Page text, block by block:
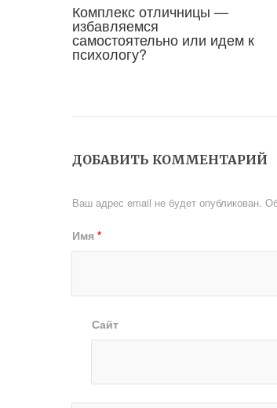
Комплекс отличницы —
избавляемся
самостоятельно или идем к
психологу?
ДОБАВИТЬ КОММЕНТАРИЙ
Ваш адрес email не будет опубликован.
Имя *
Сайт